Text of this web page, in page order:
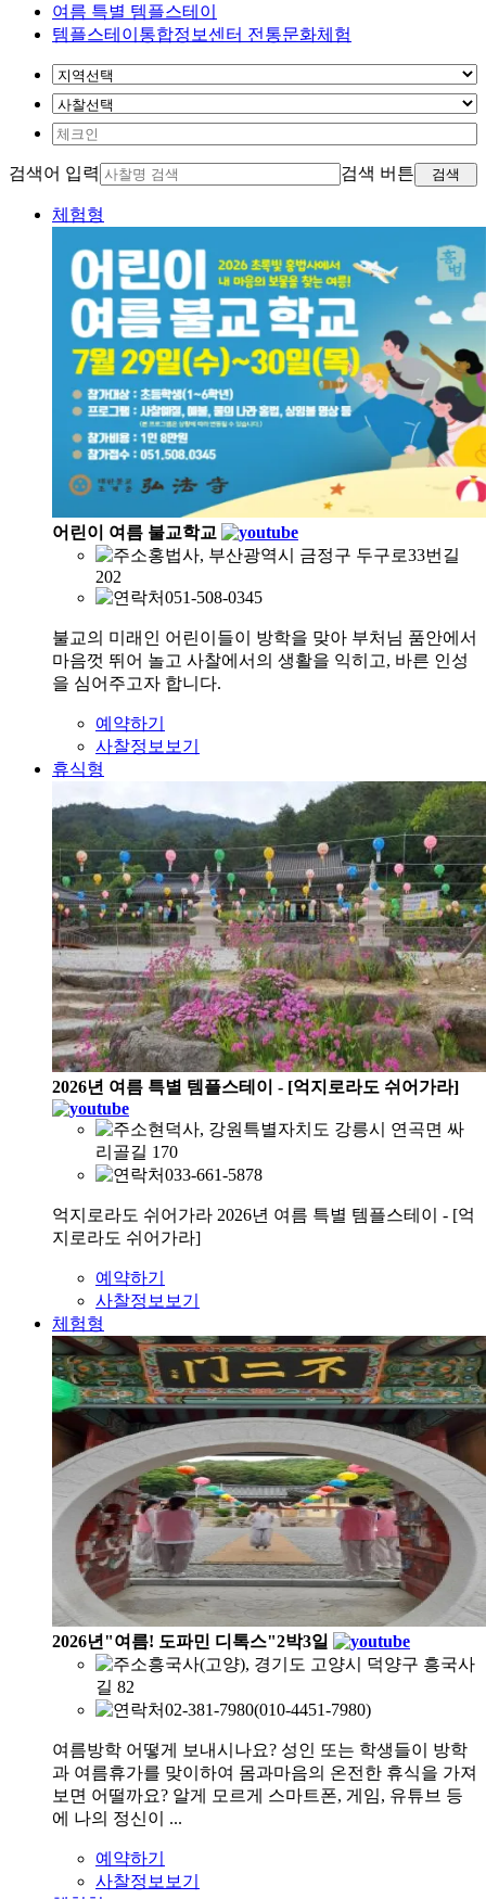
여름 특별 템플스테이
템플스테이통합정보센터 전통문화체험
검색어 입력 검색 버튼 검색
체험형
어린이 여름 불교학교
홍법사, 부산광역시 금정구 두구로33번길
202
051-508-0345
불교의 미래인 어린이들이 방학을 맞아 부처님 품안에서
마음껏 뛰어 놀고 사찰에서의 생활을 익히고, 바른 인성
을 심어주고자 합니다.
예약하기
사찰정보보기
휴식형
2026년 여름 특별 템플스테이 - [억지로라도 쉬어가라]
현덕사, 강원특별자치도 강릉시 연곡면 싸
리골길 170
033-661-5878
억지로라도 쉬어가라 2026년 여름 특별 템플스테이 - [억
지로라도 쉬어가라]
예약하기
사찰정보보기
체험형
2026년"여름! 도파민 디톡스"2박3일
흥국사(고양), 경기도 고양시 덕양구 흥국사
길 82
02-381-7980(010-4451-7980)
여름방학 어떻게 보내시나요? 성인 또는 학생들이 방학
과 여름휴가를 맞이하여 몸과마음의 온전한 휴식을 가져
보면 어떨까요? 알게 모르게 스마트폰, 게임, 유튜브 등
에 나의 정신이 ...
예약하기
사찰정보보기